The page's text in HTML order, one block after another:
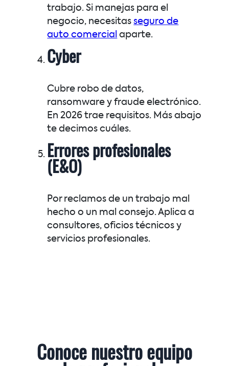
trabajo. Si manejas para el
negocio, necesitasseguro de
auto comercial aparte.
Cyber
Cubre robo de datos,
ransomware y fraude electrónico.
En 2026 trae requisitos. Más abajo
te decimos cuáles.
Errores profesionales
(E&O)
Por reclamos de un trabajo mal
hecho o un mal consejo. Aplica a
consultores, oficios técnicos y
servicios profesionales.
Conoce nuestro equipo